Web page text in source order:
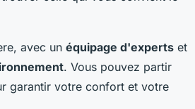
avec un équipage d'experts et
. Vous pouvez partir
garantir votre confort et votre